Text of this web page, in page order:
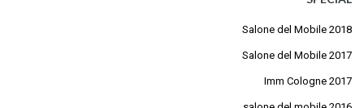
Salone del Mobile 2018
Salone del Mobile 2017
Imm Cologne 2017